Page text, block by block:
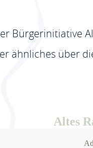
Bürgerinitiative
ähnliches über
Altes